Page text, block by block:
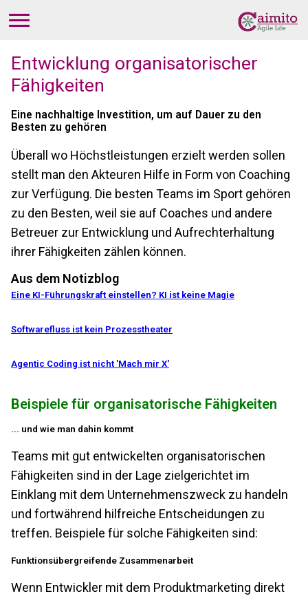
Entwicklung organisatorischer
Fähigkeiten
Eine nachhaltige Investition, um auf Dauer zu den
Besten zu gehören
Überall wo Höchstleistungen erzielt werden sollen
stellt man den Akteuren Hilfe in Form von Coaching
zur Verfügung. Die besten Teams im Sport gehören
zu den Besten, weil sie auf Coaches und andere
Betreuer zur Entwicklung und Aufrechterhaltung
ihrer Fähigkeiten zählen können.
Aus dem Notizblog
Eine KI-Führungskraft einstellen? KI ist keine Magie
Softwarefluss ist kein Prozesstheater
Agentic Coding ist nicht 'Mach mir X'
Beispiele für organisatorische Fähigkeiten
... und wie man dahin kommt
Teams mit gut entwickelten organisatorischen
Fähigkeiten sind in der Lage zielgerichtet im
Einklang mit dem Unternehmenszweck zu handeln
und fortwährend hilfreiche Entscheidungen zu
treffen. Beispiele für solche Fähigkeiten sind:
Funktionsübergreifende Zusammenarbeit
Wenn Entwickler mit dem Produktmarketing direkt